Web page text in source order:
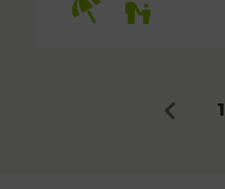
Zurück
1